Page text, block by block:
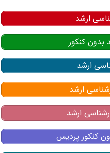
ارشد
بدون کنکور
ارشد
ارشد
ارشد
کنکور پردیس